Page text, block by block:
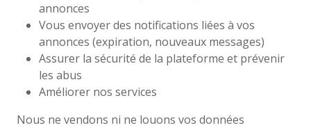
annonces
Vous envoyer des notifications liées à vos
annonces (expiration, nouveaux messages)
Assurer la sécurité de la plateforme et prévenir
les abus
Améliorer nos services
Nous ne vendons ni ne louons vos données